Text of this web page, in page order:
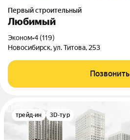
Первый строительный
Любимый
эконом•4 (119)
Новосибирск, ул. Титова, 253
Позвонить
трейд-ин 3D-тур